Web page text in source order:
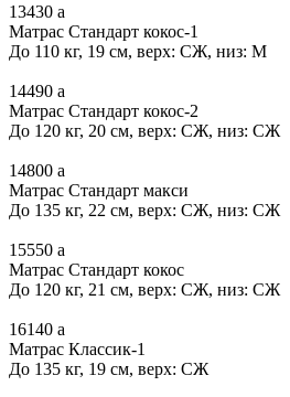
13430 a
Матрас Стандарт кокос-1
До 110 кг, 19 см, верх: СЖ, низ: М
14490 a
Матрас Стандарт кокос-2
До 120 кг, 20 см, верх: СЖ, низ: СЖ
14800 a
Матрас Стандарт макси
До 135 кг, 22 см, верх: СЖ, низ: СЖ
15550 a
Матрас Стандарт кокос
До 120 кг, 21 см, верх: СЖ, низ: СЖ
16140 a
Матрас Классик-1
До 135 кг, 19 см, верх: СЖ